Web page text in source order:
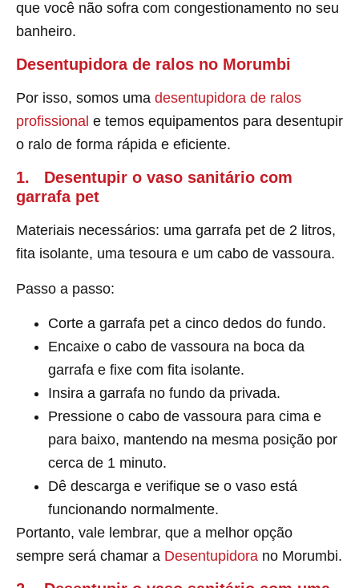
que você não sofra com congestionamento no seu
banheiro.
Desentupidora de ralos no Morumbi
Por isso, somos uma desentupidora de ralos
profissional e temos equipamentos para desentupir
o ralo de forma rápida e eficiente.
1. Desentupir o vaso sanitário com
garrafa pet
Materiais necessários: uma garrafa pet de 2 litros,
fita isolante, uma tesoura e um cabo de vassoura.
Passo a passo:
Corte a garrafa pet a cinco dedos do fundo.
Encaixe o cabo de vassoura na boca da
garrafa e fixe com fita isolante.
Insira a garrafa no fundo da privada.
Pressione o cabo de vassoura para cima e
para baixo, mantendo na mesma posição por
cerca de 1 minuto.
Dê descarga e verifique se o vaso está
funcionando normalmente.
Portanto, vale lembrar, que a melhor opção
sempre será chamar a Desentupidora no Morumbi.